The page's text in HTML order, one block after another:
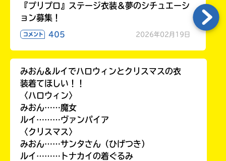
『プリプロ』ステージ衣装＆夢のシチュエーシ
ョン募集！
コメント 405 2026年02月19日
みおん&ルイでハロウィンとクリスマスの衣
装着てほしい！！
〈ハロウィン〉
みおん……魔女
ルイ………ヴァンパイア
〈クリスマス〉
みおん……サンタさん（ひげつき）
ルイ………トナカイの着ぐるみ